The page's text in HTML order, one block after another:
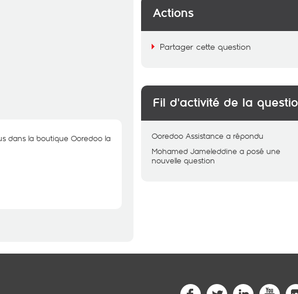
dans la boutique Ooredoo la
Actions
Partager cette question
Fil d'activité de la
Ooredoo Assistance a répondu
Mohamed Jameleddine a posé une
nouvelle question